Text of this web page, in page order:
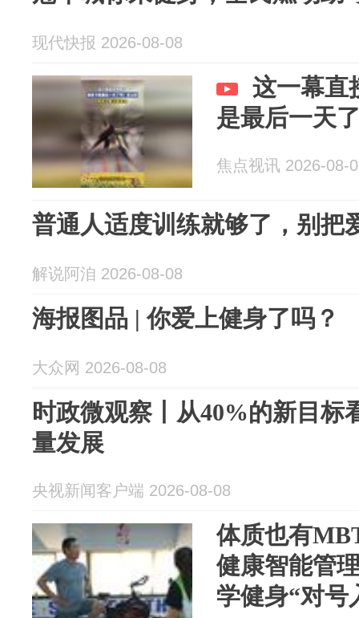
现代快报 2026-08-08
这一幕直
是最后一天
焦点视讯 2026-08-
普通人适度训练就够了，别把
解说阿洎 2026-08-08
海报图品 | 你爱上健身了吗？
大众网 2026-08-08
时政微观察丨从40%的新目标
量发展
央视新闻客户端 2026-08-08
体质也有
健康智能管
学健身“对号